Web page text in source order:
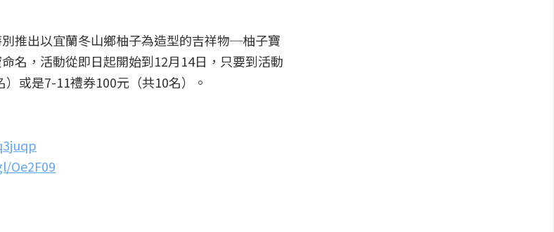
推出以宜蘭冬山鄉柚子為造型的吉祥物─柚子寶
名，活動從即日起開始到12月14日，只要到活動
或是7-11禮券100元（共10名）。
Oe2F09